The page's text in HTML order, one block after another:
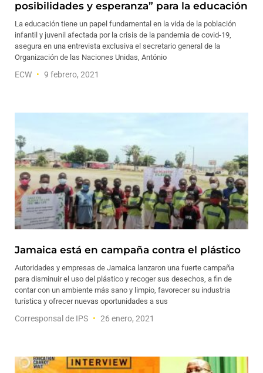
posibilidades y esperanza” para la educación
La educación tiene un papel fundamental en la vida de la población
infantil y juvenil afectada por la crisis de la pandemia de covid-19,
asegura en una entrevista exclusiva el secretario general de la
Organización de las Naciones Unidas, António
ECW 9 febrero, 2021
Jamaica está en campaña contra el plástico
Autoridades y empresas de Jamaica lanzaron una fuerte campaña
para disminuir el uso del plástico y recoger sus desechos, a fin de
contar con un ambiente más sano y limpio, favorecer su industria
turística y ofrecer nuevas oportunidades a sus
Corresponsal de IPS 26 enero, 2021